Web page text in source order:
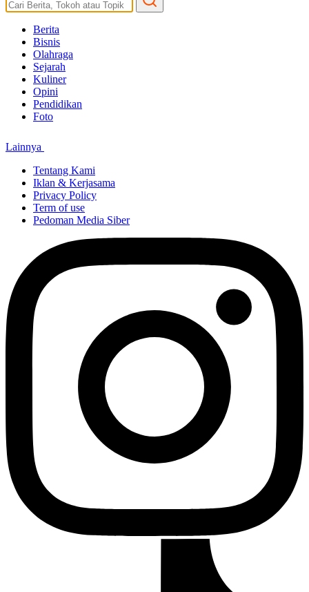
Berita
Bisnis
Olahraga
Sejarah
Kuliner
Opini
Pendidikan
Foto
Lainnya
Tentang Kami
Iklan & Kerjasama
Privacy Policy
Term of use
Pedoman Media Siber